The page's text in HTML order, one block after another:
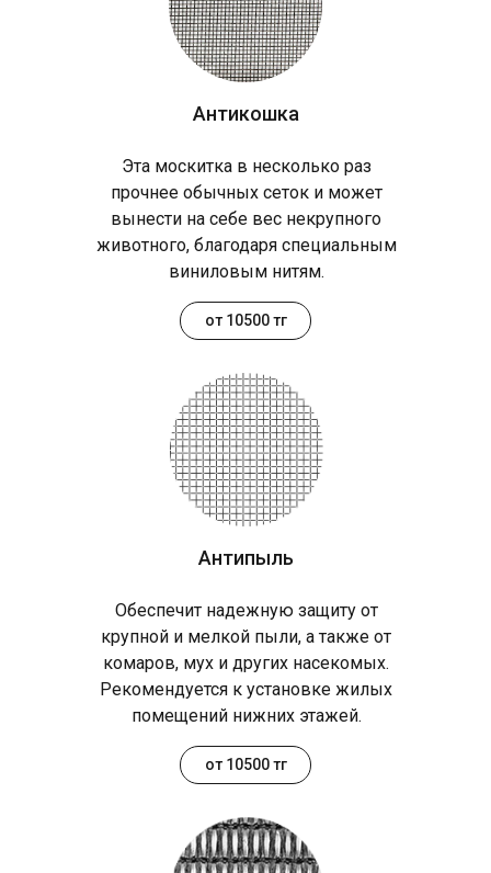
Антикошка
Антипыль
Эта москитка в несколько раз
прочнее обычных сеток и может
вынести на себе вес некрупного
животного, благодаря специальным
виниловым нитям.
Обеспечит надежную защиту от
крупной и мелкой пыли, а также от
комаров, мух и других насекомых.
Рекомендуется к установке жилых
помещений нижних этажей.
от 10500 тг
от 10500 тг